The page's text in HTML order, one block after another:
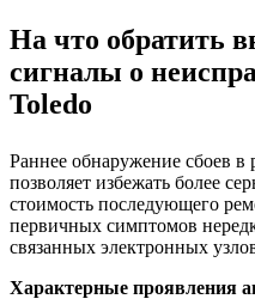
На что обратить
сигналы о
Toledo
Раннее обнаружение сбоев
позволяет избежать более
стоимость последующего
первичных симптомов
связанных электронных
Характерные проявления